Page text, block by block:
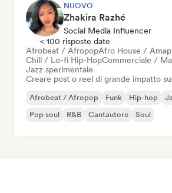
NUOVO
Zhakira Razhé
Social Media Influencer
< 100 risposte date
Afrobeat / AfropopAfro House /
Chill / Lo-fi Hip-HopCommerciale /
Jazz sperimentale
Creare post o reel di grande impatto
Afrobeat / Afropop Funk Hip-hop
Pop soul
R&B Cantautore Soul